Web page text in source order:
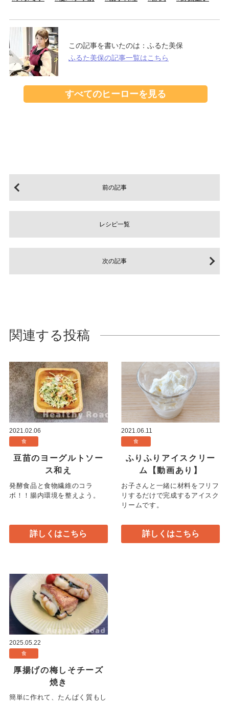
この記事を書いたのは： ふるた美保
ふるた美保の記事一覧はこちら
すべてのヒーローを見る
前の記事
次の記事
レシピ一覧
関連する投稿
2021.02.06
食
豆苗のヨーグルトソー
ス和え
発酵食品と食物繊維のコラ
ボ！！腸内環境を整えよう。
詳しくはこちら
2021.06.11
食
ふりふりアイスクリー
ム【動画あり】
お子さんと一緒に材料をフリフ
リするだけで完成するアイスク
リームです。
詳しくはこちら
2025.05.22
食
厚揚げの梅しそチーズ
焼き
簡単に作れて、たんぱく質もし